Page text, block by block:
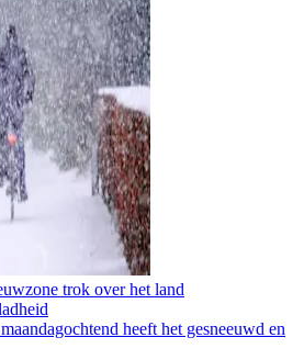
trok over het land
heeft het gesneeuwd en